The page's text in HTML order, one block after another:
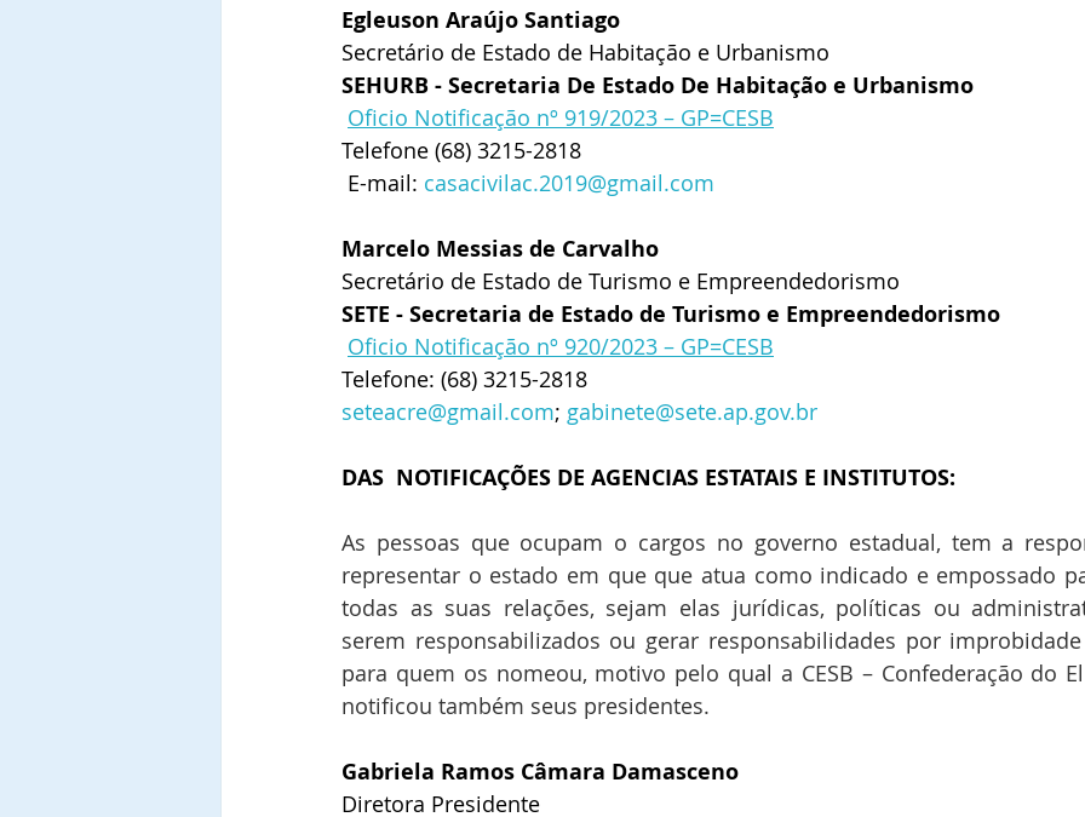
Egleuson Araújo Santiago
Secretário de Estado de Habitação e Urbanismo
SEHURB - Secretaria De Estado De Habitação e Urbanismo
Oficio Notificação nº 919/2023 – GP=CESB
Telefone (68) 3215-2818
E-mail: casacivilac.2019@gmail.com
Marcelo Messias de Carvalho
Secretário de Estado de Turismo e Empreendedorismo
SETE - Secretaria de Estado de Turismo e Empreendedorismo
Oficio Notificação nº 920/2023 – GP=CESB
Telefone: (68) 3215-2818
seteacre@gmail.com; gabinete@sete.ap.gov.br
DAS  NOTIFICAÇÕES DE AGENCIAS ESTATAIS E INSTITUTOS:
As pessoas que ocupam o cargos no governo estadual, tem a
representar o estado em que que atua como indicado e empossado
todas as suas relações, sejam elas jurídicas, políticas ou
serem responsabilizados ou gerar responsabilidades por
para quem os nomeou, motivo pelo qual a CESB – Confederação do
notificou também seus presidentes.
Gabriela Ramos Câmara Damasceno
Diretora Presidente